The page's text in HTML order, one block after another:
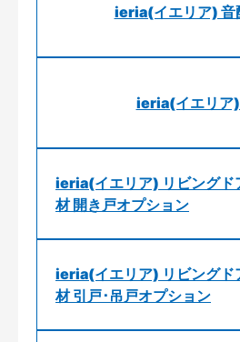
ieria(イエリア) 音
ieria(イエリア
ieria(イエリア) リビングド
材 開き戸オプション
ieria(イエリア) リビングド
材 引戸･吊戸オプション